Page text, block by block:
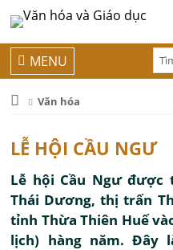
MENU
Văn hóa
LỄ HỘI CẦU NGƯ
Lễ hội Cầu Ngư được
Thái Dương, thị trấn
tỉnh Thừa Thiên Huế
lịch) hàng năm. Đây